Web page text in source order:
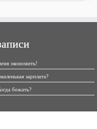
экономить!
зарплата?
бежать?